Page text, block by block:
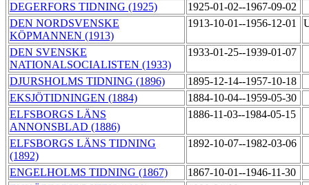
DEGERFORS TIDNING (1925)
1925-01-02--1967-09-02
DEN NORDSVENSKE
KÖPMANNEN (1913)
1913-10-01--1956-12-01
DEN SVENSKE
NATIONALSOCIALISTEN (1933)
1933-01-25--1939-01-07
DJURSHOLMS TIDNING (1896)
1895-12-14--1957-10-18
EKSJÖTIDNINGEN (1884)
1884-10-04--1959-05-30
ELFSBORGS LÄNS
ANNONSBLAD (1886)
1886-11-03--1984-05-15
ELFSBORGS LÄNS TIDNING
(1892)
1892-10-07--1982-03-06
ENGELHOLMS TIDNING (1867)
1867-10-01--1946-11-30